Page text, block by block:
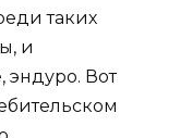
таких
и
эндуро. Вот